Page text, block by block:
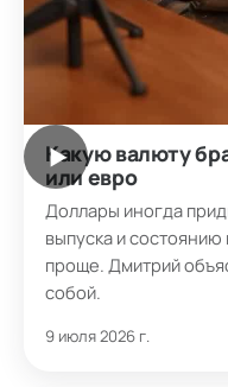
▶
Какую валюту
или евро
Доллары иногда
выпуска и
проще. Дмитрий
собой.
9 июля 2026 г.